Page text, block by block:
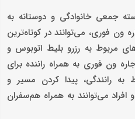
جمعی خانوادگی و دوستانه به
ون فوری، می‌توانند در کوتاه‌ترین
مربوط به رزرو بلیط اتوبوس و
ون فوری به همراه راننده برای
رانندگی، پیدا کردن مسیر و
می‌توانند به همراه هم‌سفران